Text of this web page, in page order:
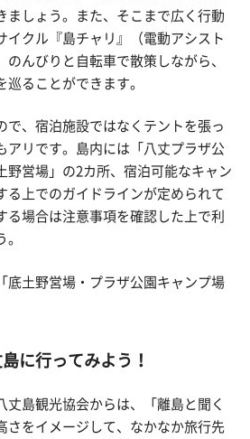
ましょう。また、そこまで広く行動
イクル『島チャリ』（電動アシスト
のんびりと自転車で散策しながら、
ることができます。
で、宿泊施設ではなくテントを張っ
アリです。島内には「八丈プラザ公
野営場」の2カ所、宿泊可能なキャン
る上でのガイドラインが定められて
る場合は注意事項を確認した上で利
「底土野営場・プラザ公園キャンプ場
に行ってみよう！
丈島観光協会からは、「離島と聞く
さをイメージして、なかなか旅行先